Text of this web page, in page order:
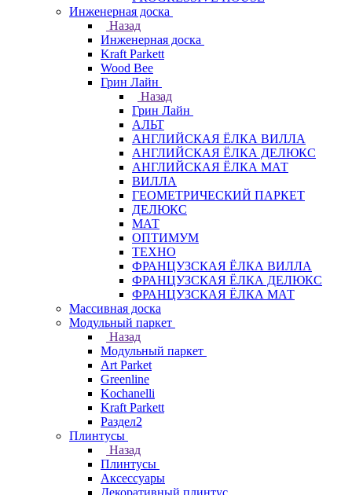
Инженерная доска
Назад
Инженерная доска
Kraft Parkett
Wood Bee
Грин Лайн
Назад
Грин Лайн
АЛЬТ
АНГЛИЙСКАЯ ЁЛКА ВИЛЛА
АНГЛИЙСКАЯ ЁЛКА ДЕЛЮКС
АНГЛИЙСКАЯ ЁЛКА МАТ
ВИЛЛА
ГЕОМЕТРИЧЕСКИЙ ПАРКЕТ
ДЕЛЮКС
МАТ
ОПТИМУМ
ТЕХНО
ФРАНЦУЗСКАЯ ЁЛКА ВИЛЛА
ФРАНЦУЗСКАЯ ЁЛКА ДЕЛЮКС
ФРАНЦУЗСКАЯ ЁЛКА МАТ
Массивная доска
Модульный паркет
Назад
Модульный паркет
Art Parket
Greenline
Kochanelli
Kraft Parkett
Раздел2
Плинтусы
Назад
Плинтусы
Аксессуары
Декоративный плинтус